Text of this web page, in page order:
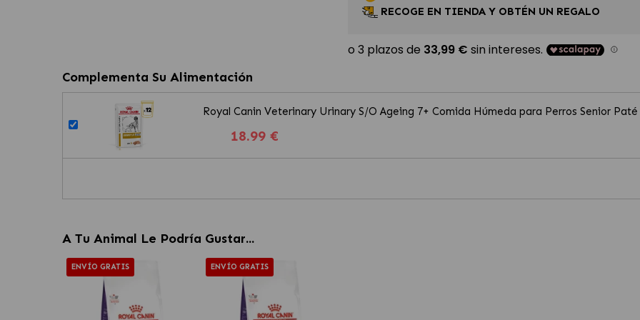
RECOGE EN TIENDA Y OBTÉN UN REGALO
Complementa Su Alimentación
Royal Canin Veterinary Urinary S/O Ageing 7+ Comida Húmeda para Perros Senior Paté
18.99 €
A Tu Animal Le Podría Gustar...
ENVÍO GRATIS ENVÍO GRATIS